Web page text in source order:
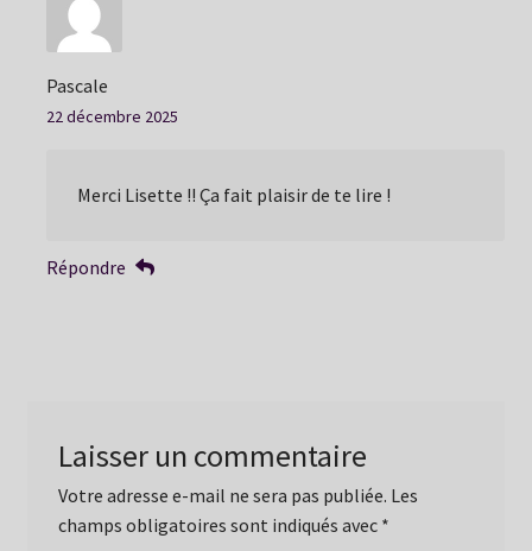
Pascale
22 décembre 2025
Merci Lisette !! Ça fait plaisir de te lire !
Répondre
Laisser un commentaire
Votre adresse e-mail ne sera pas publiée. Les
champs obligatoires sont indiqués avec *